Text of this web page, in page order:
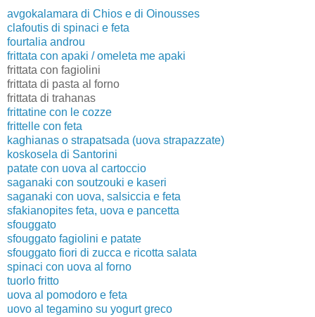
avgokalamara di Chios e di Oinousses
clafoutis di spinaci e feta
fourtalia androu
frittata con apaki / omeleta me apaki
frittata con fagiolini
frittata di pasta al forno
frittata di trahanas
frittatine con le cozze
frittelle con feta
kaghianas o strapatsada (uova strapazzate)
koskosela di Santorini
patate con uova al cartoccio
saganaki con soutzouki e kaseri
saganaki con uova, salsiccia e feta
sfakianopites feta, uova e pancetta
sfouggato
sfouggato fagiolini e patate
sfouggato fiori di zucca e ricotta salata
spinaci con uova al forno
tuorlo fritto
uova al pomodoro e feta
uovo al tegamino su yogurt greco